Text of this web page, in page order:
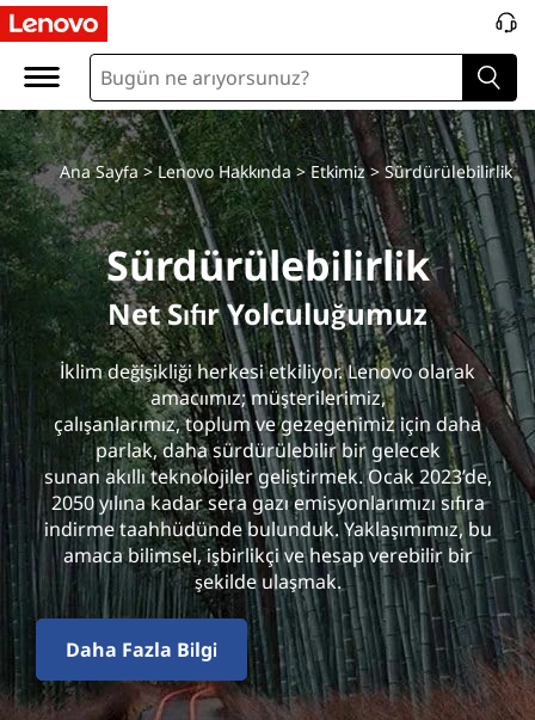
S
u
s
t
a
i
n
a
b
i
l
t
y
Ana Sayfa>Lenovo Hakkında >Etkimiz> Sürdürülebilirlik
Sürdürülebilirlik
Net Sıfır Yolculuğumuz
İklim değişikliği herkesi etkiliyor. Lenovo olarak
amacıımız; müşterilerimiz,
çalışanlarımız, toplum ve gezegenimiz için daha
parlak, daha sürdürülebilir bir gelecek
sunan akıllı teknolojiler geliştirmek. Ocak 2023’de,
2050 yılına kadar sera gazı emisyonlarımızı sıfıra
indirme taahhüdünde bulunduk. Yaklaşımımız, bu
amaca bilimsel, işbirlikçi ve hesap verebilir bir
şekilde ulaşmak.
Daha Fazla Bilgi